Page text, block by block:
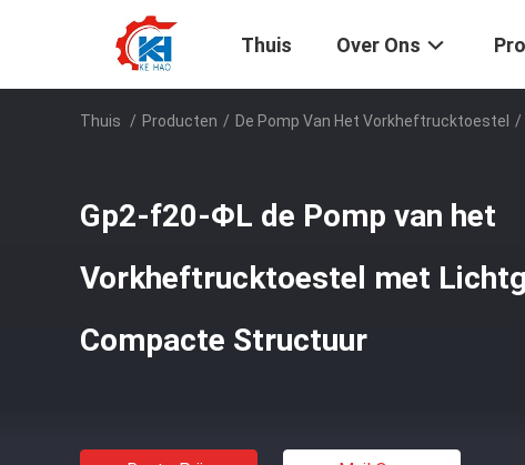
Thuis Over Ons
Thuis / Producten / De Pomp Van Het Vorkheftrucktoestel /
Gp2-f20-ΦL de Pomp van het
Vorkheftrucktoestel met
Compacte Structuur